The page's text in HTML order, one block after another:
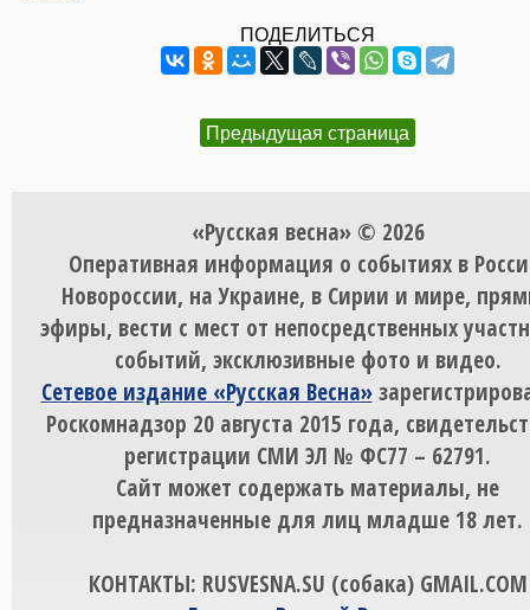
ПОДЕЛИТЬСЯ
Предыдущая страница
«Русская весна» © 2026
Оперативная информация о событиях в
Новороссии, на Украине, в Сирии и мире,
эфиры, вести с мест от непосредственных
событий, эксклюзивные фото и видео.
Сетевое издание «Русская Весна»
Роскомнадзор 20 августа 2015 года,
регистрации СМИ ЭЛ № ФС77 – 62791.
Сайт может содержать материалы, не
предназначенные для лиц младше 18 лет.
КОНТАКТЫ: RUSVESNA.SU (собака) GMAIL.COM